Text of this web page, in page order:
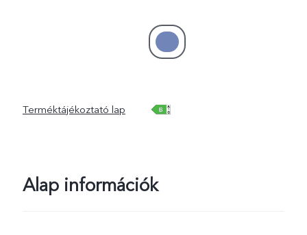
Terméktájékoztató lap
Alap információk